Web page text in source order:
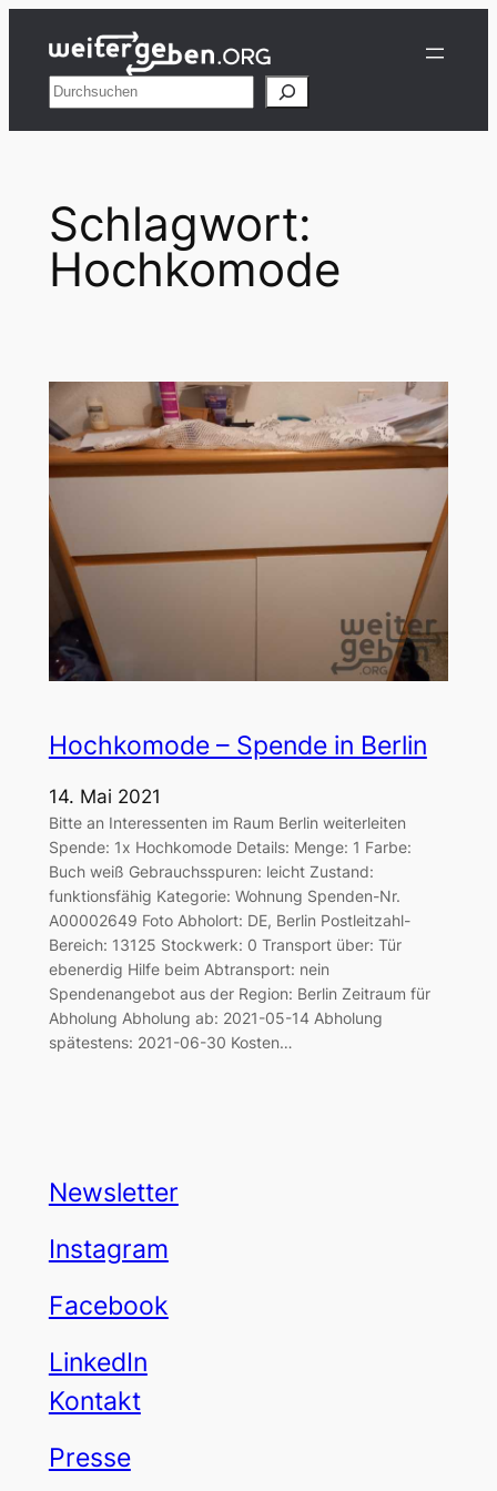
Inhalt
springenSuchen
Schlagwort:
Hochkomode
Hochkomode – Spende in Berlin
14. Mai 2021
Bitte an Interessenten im Raum Berlin weiterleiten
Spende: 1x Hochkomode Details: Menge: 1 Farbe:
Buch weiß Gebrauchsspuren: leicht Zustand:
funktionsfähig Kategorie: Wohnung Spenden-Nr.
A00002649 Foto Abholort: DE, Berlin Postleitzahl-
Bereich: 13125 Stockwerk: 0 Transport über: Tür
ebenerdig Hilfe beim Abtransport: nein
Spendenangebot aus der Region: Berlin Zeitraum für
Abholung Abholung ab: 2021-05-14 Abholung
spätestens: 2021-06-30 Kosten…
Newsletter
Instagram
Facebook
LinkedIn
Kontakt
Presse